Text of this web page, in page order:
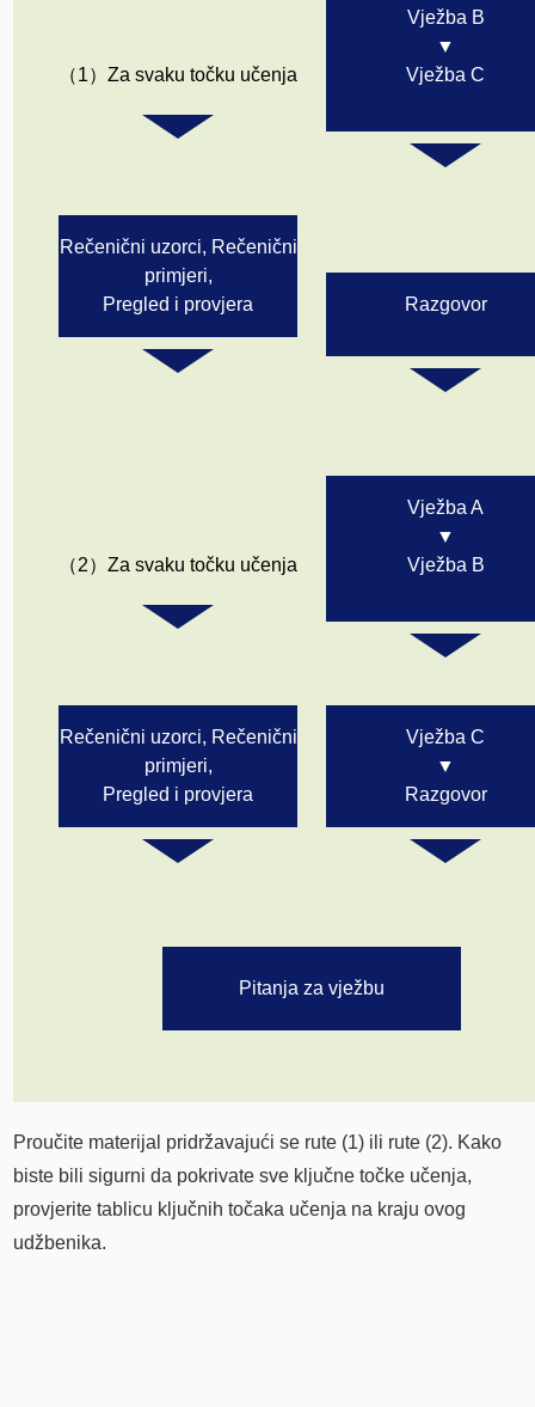
（1）Za svaku točku učenja
Vježba B
▼
Vježba C
Rečenični uzorci, Rečenični
primjeri,
Pregled i provjera
Razgovor
（2）Za svaku točku učenja
Vježba A
▼
Vježba B
Rečenični uzorci, Rečenični
primjeri,
Pregled i provjera
Vježba C
▼
Razgovor
Pitanja za vježbu
Proučite materijal pridržavajući se rute (1) ili rute (2). Kako
biste bili sigurni da pokrivate sve ključne točke učenja,
provjerite tablicu ključnih točaka učenja na kraju ovog
udžbenika.